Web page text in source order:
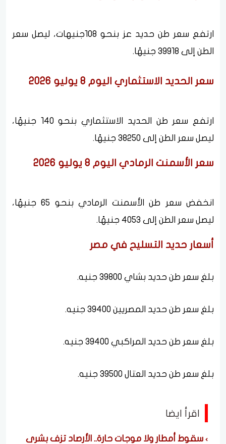
ارتفع سعر طن حديد عز بنحو 108جنيهات، ليصل سعر
الطن إلى 39918 جنيهًا.
سعر الحديد الاستثماري اليوم 8 يوليو 2026
ارتفع سعر طن الحديد الاستثماري بنحو 140 جنيهًا،
ليصل سعر الطن إلى 38250 جنيهًا.
سعر الأسمنت الرمادي اليوم 8 يوليو 2026
انخفض سعر طن الأسمنت الرمادي بنحو 65 جنيهًا،
ليصل سعر الطن إلى 4053 جنيهًا.
أسعار حديد التسليح في مصر
بلغ سعر طن حديد بشاي 39800 جنيه.
بلغ سعر طن حديد المصريين 39400 جنيه.
بلغ سعر طن حديد المراكبي 39400 جنيه.
بلغ سعر طن حديد العتال 39500 جنيه.
اقرأ ايضا
سقوط أمطار ولا موجات حارة.. الأرصاد تزف بشرى